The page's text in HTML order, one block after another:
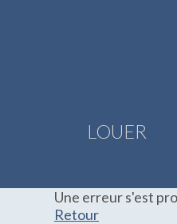
LOUER
Une erreur s'est
Retour